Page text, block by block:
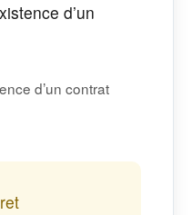
d’un
d’un contrat